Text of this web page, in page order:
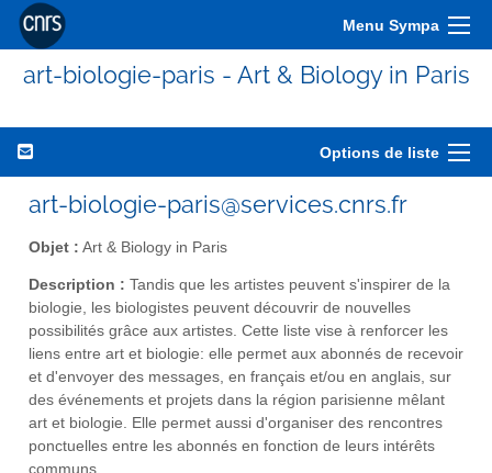
Menu Sympa
art-biologie-paris - Art & Biology in Paris
Options de liste
art-biologie-paris@services.cnrs.fr
Objet : Art & Biology in Paris
Description : Tandis que les artistes peuvent s'inspirer de la
biologie, les biologistes peuvent découvrir de nouvelles
possibilités grâce aux artistes. Cette liste vise à renforcer les
liens entre art et biologie: elle permet aux abonnés de recevoir
et d'envoyer des messages, en français et/ou en anglais, sur
des événements et projets dans la région parisienne mêlant
art et biologie. Elle permet aussi d'organiser des rencontres
ponctuelles entre les abonnés en fonction de leurs intérêts
communs.